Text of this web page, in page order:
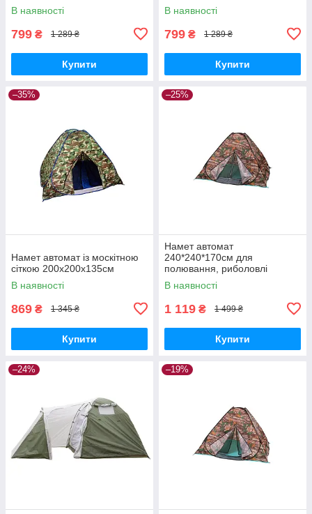
В наявності
799 ₴ 1 289 ₴
Купити
В наявності
799 ₴ 1 289 ₴
Купити
–35%
Намет автомат із москітною
сіткою 200x200x135см
В наявності
869 ₴ 1 345 ₴
Купити
–25%
Намет автомат
240*240*170см для
полювання, риболовлі
туризму
В наявності
1 119 ₴ 1 499 ₴
Купити
–24% –19%